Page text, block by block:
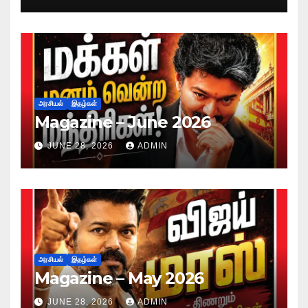
அரசியல் இதழ்கள்
Magazine – June 2026
JUNE 28, 2026 ADMIN
அரசியல் இதழ்கள்
Magazine – May 2026
JUNE 28, 2026 ADMIN